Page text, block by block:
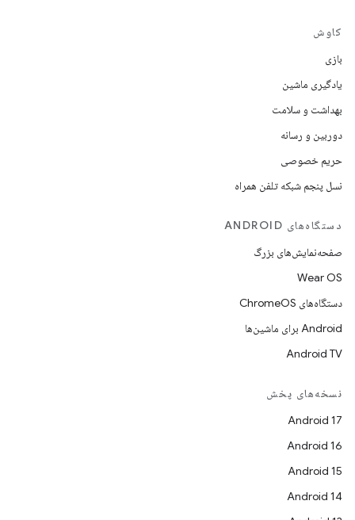
کاوش
بازی
یادگیری ماشین
بهداشت و سلامت
دوربین و رسانه
حریم خصوصی
نسل پنجم شبکه تلفن همراه
دستگاه‌های ANDROID
صفحه‌نمایش‌های بزرگ
Wear OS
دستگاه‌های ChromeOS
Android برای ماشین‌ها
Android TV
نسخه‌های پخش
Android 17
Android 16
Android 15
Android 14